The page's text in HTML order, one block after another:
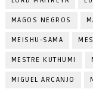
MAGOS NEGROS
MEISHU-SAMA
MESTRE KUTHUMI
MIGUEL ARCANJO